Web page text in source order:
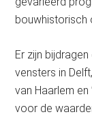
bouwhistorisch
Er zijn
vensters in
van Haarlem
voor de